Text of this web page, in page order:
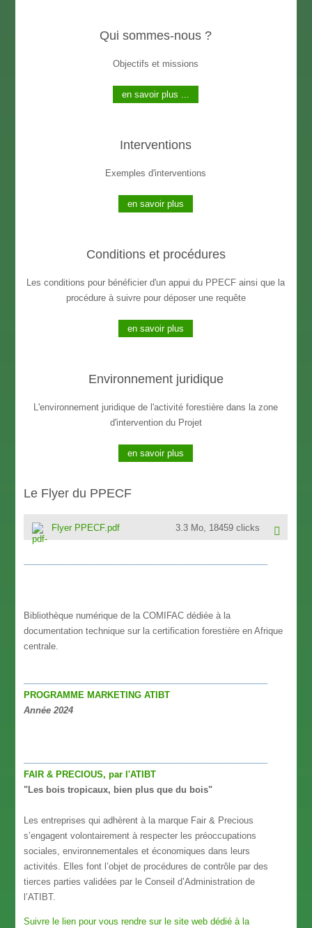
Qui sommes-nous ?
Objectifs et missions
en savoir plus ...
Interventions
Exemples d'interventions
en savoir plus
Conditions et procédures
Les conditions pour bénéficier d'un appui du PPECF ainsi que la
procédure à suivre pour déposer une requête
en savoir plus
Environnement juridique
L'environnement juridique de l'activité forestière dans la zone
d'intervention du Projet
en savoir plus
Le Flyer du PPECF
Flyer PPECF.pdf 3.3 Mo, 18459 clicks
Bibliothèque numérique de la COMIFAC dédiée à la
documentation technique sur la certification forestière en Afrique
centrale.
PROGRAMME MARKETING ATIBT
Année 2024
FAIR & PRECIOUS, par l'ATIBT
"Les bois tropicaux, bien plus que du bois"
Les entreprises qui adhèrent à la marque Fair & Precious
s’engagent volontairement à respecter les préoccupations
sociales, environnementales et économiques dans leurs
activités. Elles font l’objet de procédures de contrôle par des
tierces parties validées par le Conseil d’Administration de
l’ATIBT.
Suivre le lien pour vous rendre sur le site web dédié à la